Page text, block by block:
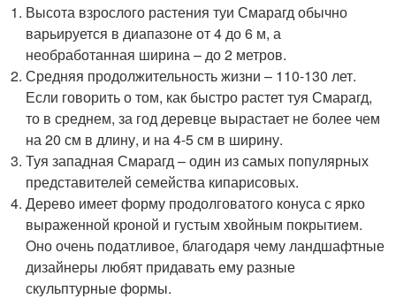
Высота взрослого растения туи Смарагд обычно
варьируется в диапазоне от 4 до 6 м, а
необработанная ширина – до 2 метров.
Средняя продолжительность жизни – 110-130 лет.
Если говорить о том, как быстро растет туя Смарагд,
то в среднем, за год деревце вырастает не более чем
на 20 см в длину, и на 4-5 см в ширину.
Туя западная Смарагд – один из самых популярных
представителей семейства кипарисовых.
Дерево имеет форму продолговатого конуса с ярко
выраженной кроной и густым хвойным покрытием.
Оно очень податливое, благодаря чему ландшафтные
дизайнеры любят придавать ему разные
скульптурные формы.